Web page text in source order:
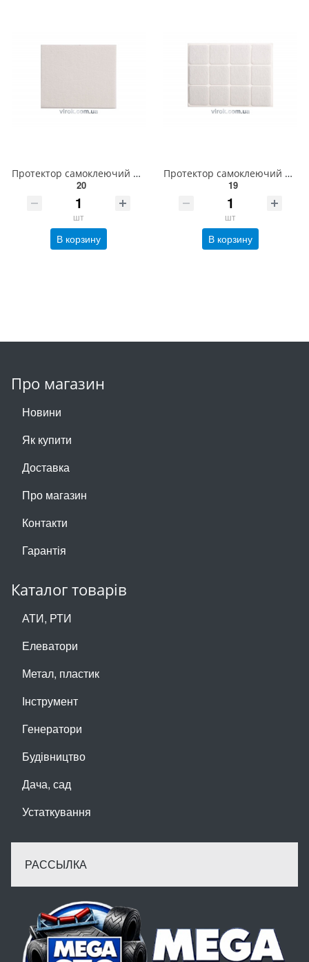
Протектор самоклеючий повстяний VOREL 100х120мм. (білий) [60/720] 74849
20
шт
В корзину
Протектор самоклеючий повстяний VOREL, 28х28мм, набір 12шт. [60/720] 74843
19
шт
В корзину
Про магазин
Новини
Як купити
Доставка
Про магазин
Контакти
Гарантія
Каталог товарів
АТИ, РТИ
Елеватори
Метал, пластик
Інструмент
Генератори
Будівництво
Дача, сад
Устаткування
РАССЫЛКА